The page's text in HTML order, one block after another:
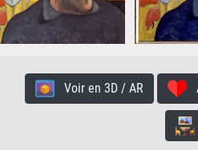
Voir en 3D / AR